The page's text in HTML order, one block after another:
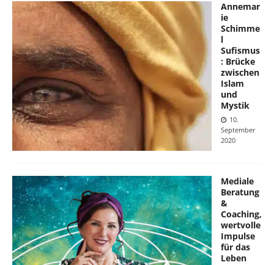
Annemar
ie
Schimme
l
Sufismus
: Brücke
zwischen
Islam
und
Mystik
10.
September
2020
Mediale
Beratung
&
Coaching,
wertvolle
Impulse
für das
Leben